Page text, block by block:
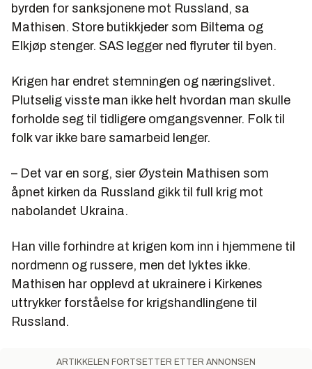
byrden for sanksjonene mot Russland, sa
Mathisen. Store butikkjeder som Biltema og
Elkjøp stenger. SAS legger ned flyruter til byen.
Krigen har endret stemningen og næringslivet.
Plutselig visste man ikke helt hvordan man skulle
forholde seg til tidligere omgangsvenner. Folk til
folk var ikke bare samarbeid lenger.
– Det var en sorg, sier Øystein Mathisen som
åpnet kirken da Russland gikk til full krig mot
nabolandet Ukraina.
Han ville forhindre at krigen kom inn i hjemmene til
nordmenn og russere, men det lyktes ikke.
Mathisen har opplevd at ukrainere i Kirkenes
uttrykker forståelse for krigshandlingene til
Russland.
ARTIKKELEN FORTSETTER ETTER ANNONSEN